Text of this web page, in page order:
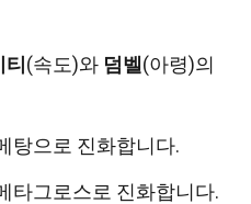
(속도)와 덤벨 (아령)의
탕으로 진화합니다.
타그로스로 진화합니다.